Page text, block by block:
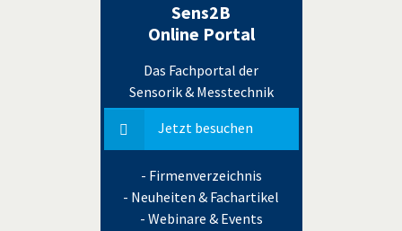
Sens2B
Online Portal
Das Fachportal der
Sensorik & Messtechnik
Jetzt besuchen
- Firmenverzeichnis
- Neuheiten & Fachartikel
- Webinare & Events